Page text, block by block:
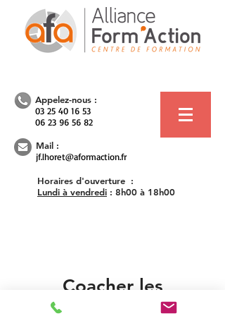
Appelez-nous :
03 25 40 16 53
06 23 96 56 82
Mail :
jf.lhoret@aformaction.fr
Horaires d'ouverture :
Lundi à vendredi : 8h00 à 18h00
Coacher les
commerciaux